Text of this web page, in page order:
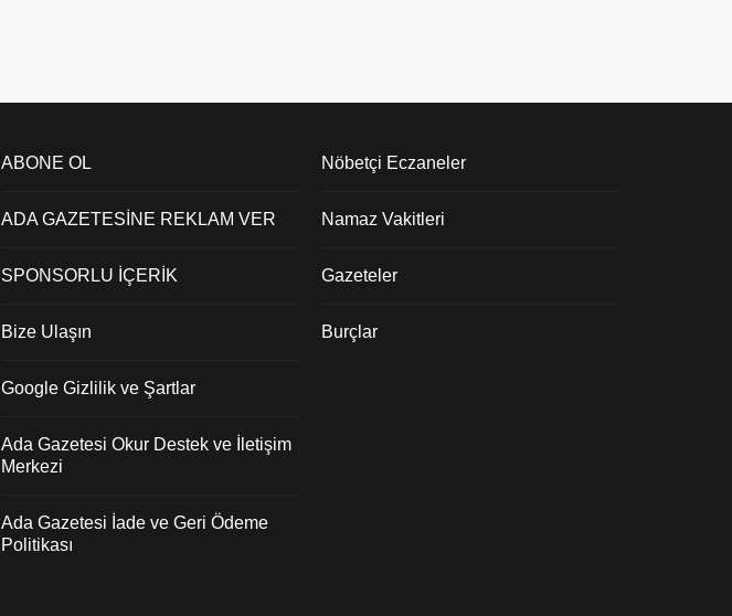
ABONE OL
ADA GAZETESİNE REKLAM VER
SPONSORLU İÇERİK
Bize Ulaşın
Google Gizlilik ve Şartlar
Ada Gazetesi Okur Destek ve İletişim
Merkezi
Ada Gazetesi İade ve Geri Ödeme
Politikası
Nöbetçi Eczaneler
Namaz Vakitleri
Gazeteler
Burçlar